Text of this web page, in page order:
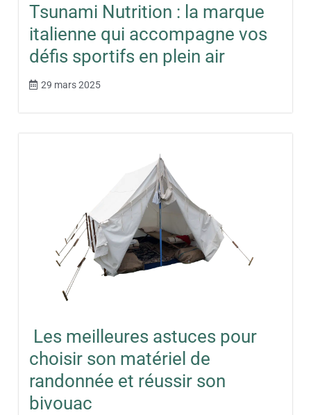
Tsunami Nutrition : la marque
italienne qui accompagne vos
défis sportifs en plein air
29 mars 2025
Les meilleures astuces pour
choisir son matériel de
randonnée et réussir son
bivouac